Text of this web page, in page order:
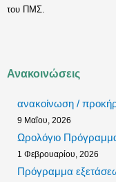
του ΠΜΣ.
Ανακοινώσεις
ανακοίνωση /
9 Μαΐου, 2026
Ωρολόγιο
1 Φεβρουαρίου, 2026
Πρόγραμμα